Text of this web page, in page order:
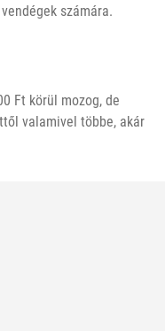
számára.
Ft körül mozog, de
valamivel többe, akár